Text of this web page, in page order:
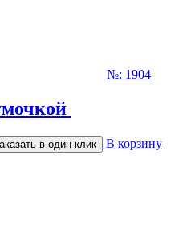
№: 1904
в один клик В корзину